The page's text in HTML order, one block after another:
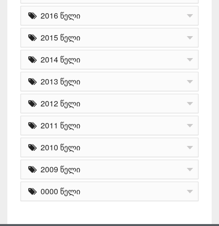
2016 წელი
2015 წელი
2014 წელი
2013 წელი
2012 წელი
2011 წელი
2010 წელი
2009 წელი
0000 წელი